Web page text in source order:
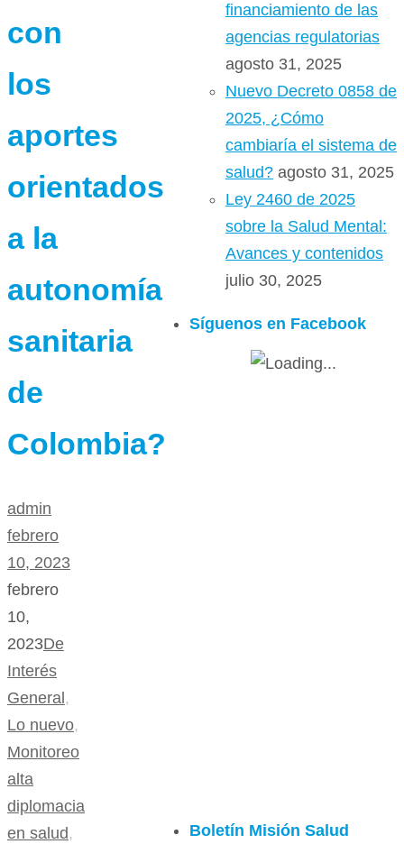
con
los
aportes
orientados
a la
autonomía
sanitaria
de
Colombia?
admin
febrero
10, 2023
febrero
10,
2023De
Interés
General ,
Lo nuevo,
Monitoreo
alta
diplomacia
en salud ,
financiamiento de las
agencias regulatorias
agosto 31, 2025
Nuevo Decreto 0858 de
2025, ¿Cómo
cambiaría el sistema de
salud? agosto 31, 2025
Ley 2460 de 2025
sobre la Salud Mental:
Avances y contenidos
julio 30, 2025
Síguenos en Facebook
Boletín Misión Salud